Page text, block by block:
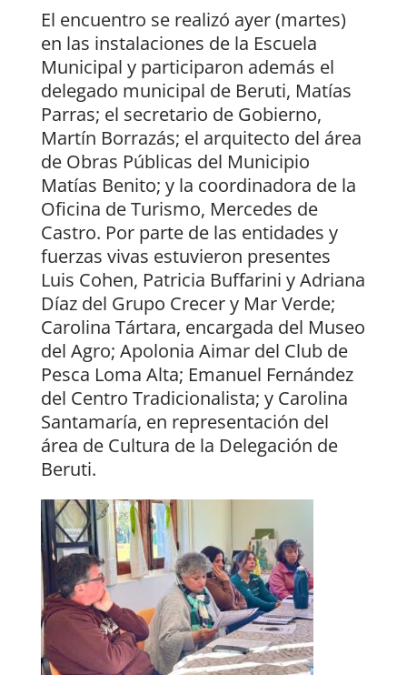
El encuentro se realizó ayer (martes)
en las instalaciones de la Escuela
Municipal y participaron además el
delegado municipal de Beruti, Matías
Parras; el secretario de Gobierno,
Martín Borrazás; el arquitecto del área
de Obras Públicas del Municipio
Matías Benito; y la coordinadora de la
Oficina de Turismo, Mercedes de
Castro. Por parte de las entidades y
fuerzas vivas estuvieron presentes
Luis Cohen, Patricia Buffarini y Adriana
Díaz del Grupo Crecer y Mar Verde;
Carolina Tártara, encargada del Museo
del Agro; Apolonia Aimar del Club de
Pesca Loma Alta; Emanuel Fernández
del Centro Tradicionalista; y Carolina
Santamaría, en representación del
área de Cultura de la Delegación de
Beruti.